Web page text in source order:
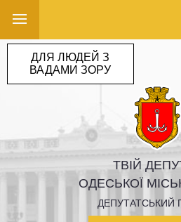
ТВІЙ
ОДЕСЬКОЇ
ДЕПУТАТСЬКИЙ
ДЛЯ ЛЮДЕЙ З
ВАДАМИ ЗОРУ